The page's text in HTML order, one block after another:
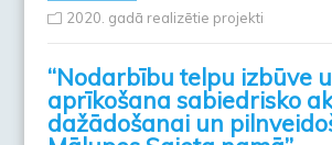
2020. gadā realizētie projekti
“Nodarbību telpu izbūve
aprīkošana sabiedrisko
dažādošanai un